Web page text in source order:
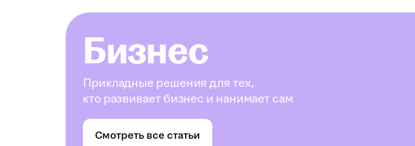
Бизнес
Прикладные решения для тех,
кто развивает бизнес и нанимает сам
Смотреть все статьи